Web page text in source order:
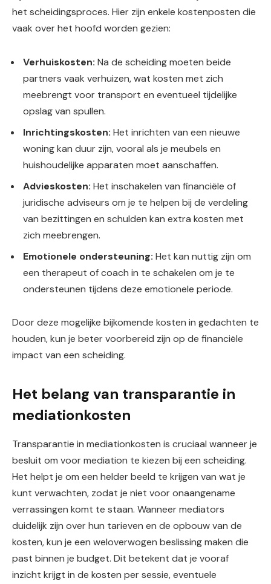
het scheidingsproces. Hier zijn enkele kostenposten die
vaak over het hoofd worden gezien:
Verhuiskosten: Na de scheiding moeten beide
partners vaak verhuizen, wat kosten met zich
meebrengt voor transport en eventueel tijdelijke
opslag van spullen.
Inrichtingskosten: Het inrichten van een nieuwe
woning kan duur zijn, vooral als je meubels en
huishoudelijke apparaten moet aanschaffen.
Advieskosten: Het inschakelen van financiële of
juridische adviseurs om je te helpen bij de verdeling
van bezittingen en schulden kan extra kosten met
zich meebrengen.
Emotionele ondersteuning: Het kan nuttig zijn om
een therapeut of coach in te schakelen om je te
ondersteunen tijdens deze emotionele periode.
Door deze mogelijke bijkomende kosten in gedachten te
houden, kun je beter voorbereid zijn op de financiële
impact van een scheiding.
Het belang van transparantie in
mediationkosten
Transparantie in mediationkosten is cruciaal wanneer je
besluit om voor mediation te kiezen bij een scheiding.
Het helpt je om een helder beeld te krijgen van wat je
kunt verwachten, zodat je niet voor onaangename
verrassingen komt te staan. Wanneer mediators
duidelijk zijn over hun tarieven en de opbouw van de
kosten, kun je een weloverwogen beslissing maken die
past binnen je budget. Dit betekent dat je vooraf
inzicht krijgt in de kosten per sessie, eventuele